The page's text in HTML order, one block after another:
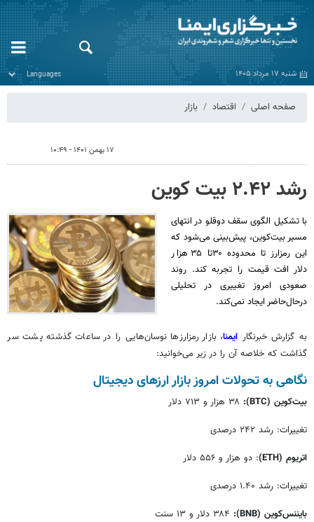
شنبه ۱۷ مرداد ۱۴۰۵
صفحه اصلی اقتصاد بازار
۱۷ بهمن ۱۴۰۱ - ۱۰:۴۹
رشد ۲.۴۲ بیت کوین
با تشکیل الگوی سقف دوقلو در انتهای
مسیر بیت‌کوین، پیش‌بینی می‌شود که
این رمزارز تا محدوده ۳۰تا ۳۵ هزار
دلار افت قیمت را تجربه کند. روند
صعودی امروز تغییری در تحلیلی
درحال‌حاضر ایجاد نمی‌کند.
به گزارش خبرنگار ایمنا، بازار رمزارزها نوسان‌هایی را در ساعات گذشته پشت سر
گذاشت که خلاصه آن را در زیر می‌خوانید:
نگاهی به تحولات امروز بازار ارزهای دیجیتال
بیت‌کوین (BTC)
:
تغییرات: رشد ۲۴۲ درصدی
اتریوم (ETH)
: دو هزار و ۵۵۶ دلار
تغییرات: رشد ۱.۴۰ درصدی
بایننس‌کوین (BNB)
: